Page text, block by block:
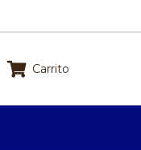
Carrito